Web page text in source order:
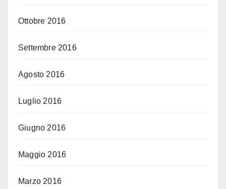
Ottobre 2016
Settembre 2016
Agosto 2016
Luglio 2016
Giugno 2016
Maggio 2016
Marzo 2016